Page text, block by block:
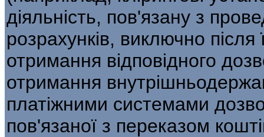
діяльність, пов'язану з
розрахунків, виключно після
отримання відповідного
отримання
платіжними системами
пов'язаної з переказом